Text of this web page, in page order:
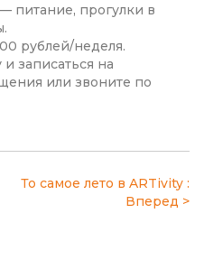
питание, прогулки в
рублей/неделя.
записаться на
или звоните по
То самое лето в ARTivity